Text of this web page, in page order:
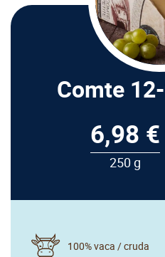
Comte
6,98 €
250 g
100% vaca / cruda